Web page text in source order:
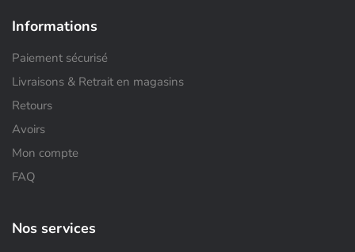
Informations
Paiement sécurisé
Livraisons & Retrait en magasins
Retours
Avoirs
Mon compte
FAQ
Nos services